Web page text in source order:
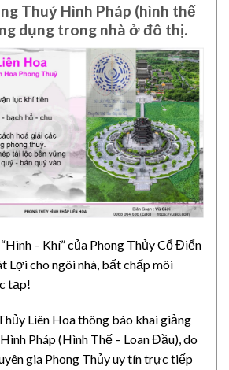
Thuỷ Hình Pháp (hình thế
dụng trong nhà ở đô thị.
– Khí” của Phong Thủy Cổ Điển
Lợi cho ngôi nhà, bất chấp môi
tạp!
Liên Hoa thông báo khai giảng
Pháp (Hình Thế – Loan Đầu), do
gia Phong Thủy uy tín trực tiếp